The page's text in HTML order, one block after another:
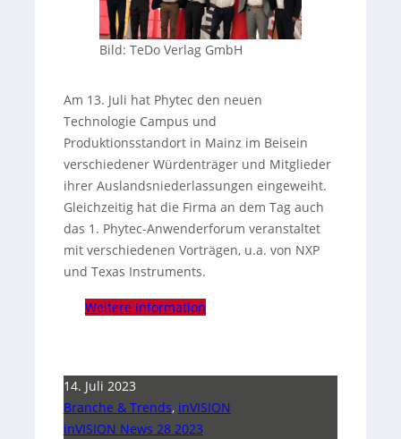
Bild: TeDo Verlag GmbH
Am 13. Juli hat Phytec den neuen
Technologie Campus und
Produktionsstandort in Mainz im Beisein
verschiedener Würdenträger und Mitglieder
ihrer Auslandsniederlassungen eingeweiht.
Gleichzeitig hat die Firma an dem Tag auch
das 1. Phytec-Anwenderforum veranstaltet
mit verschiedenen Vorträgen, u.a. von NXP
und Texas Instruments.
Weitere Information
14. Juli 2023
Branche & Trends, inVISION
inVISION News 28 2023